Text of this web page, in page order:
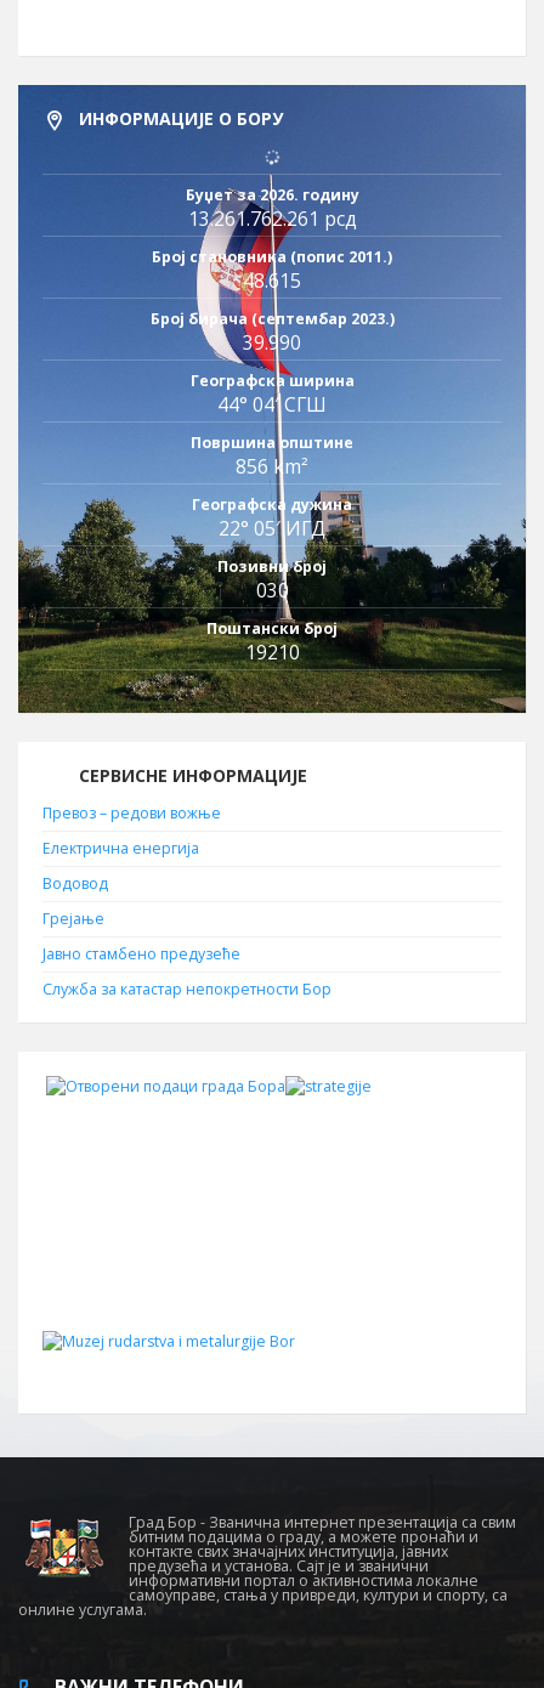
ИНФОРМАЦИЈЕ О БОРУ
Буџет за 2026. годину
13.261.762.261 рсд
Број становника (попис 2011.)
48.615
Број бирача (септембар 2023.)
39.990
Географска ширина
44° 04′ СГШ
Површина општине
856 km²
Географска дужина
22° 05′ ИГД
Позивни број
030
Поштански број
19210
СЕРВИСНЕ ИНФОРМАЦИЈЕ
Превоз – редови вожње
Електрична енергија
Водовод
Грејање
Јавно стамбено предузеће
Служба за катастар непокретности Бор
Град Бор - Званична интернет презентација са свим
битним подацима о граду, а можете пронаћи и
контакте свих значајних институција, јавних
предузећа и установа. Сајт је и званични
информативни портал о активностима локалне
самоуправе, стања у привреди, култури и спорту, са
онлине услугама.